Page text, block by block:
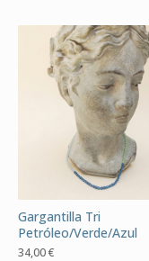
Gargantilla Tri
Petróleo/Verde/Azul
34,00€